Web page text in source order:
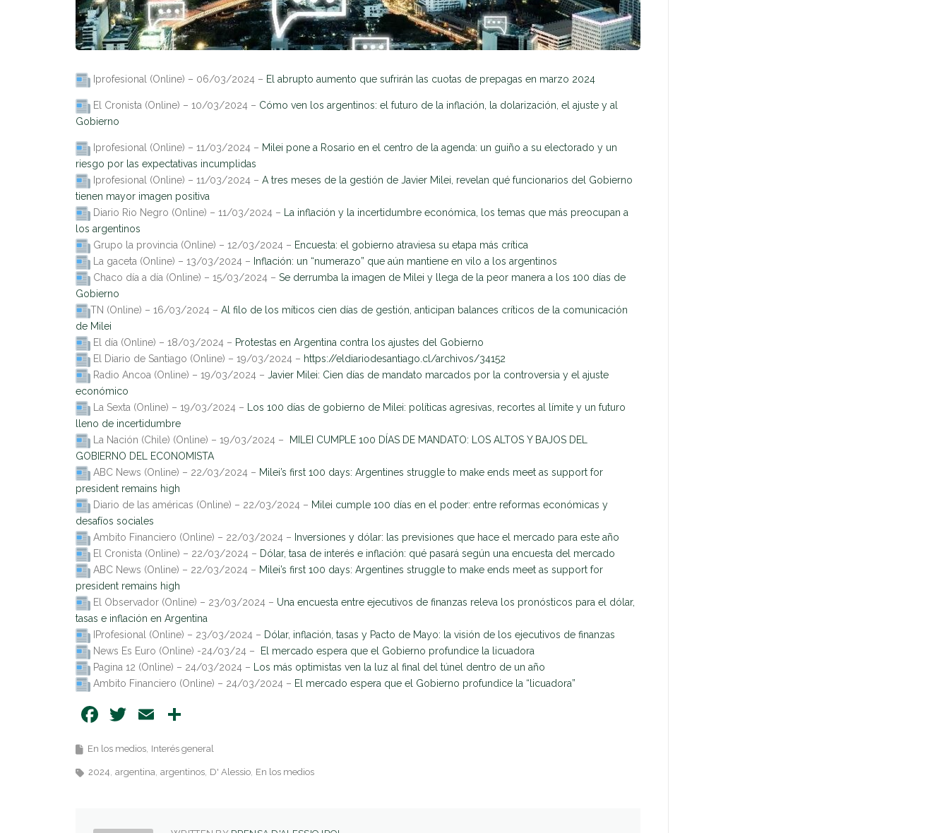
Iprofesional (Online) – 06/03/2024 – El abrupto aumento que sufrirán las cuotas de prepagas en marzo 2024
El Cronista (Online) – 10/03/2024 – Cómo ven los argentinos: el futuro de la inflación, la dolarización, el ajuste y al
Gobierno
Iprofesional (Online) – 11/03/2024 – Milei pone a Rosario en el centro de la agenda: un guiño a su electorado y un
riesgo por las expectativas incumplidas
Iprofesional (Online) – 11/03/2024 – A tres meses de la gestión de Javier Milei, revelan qué funcionarios del Gobierno
tienen mayor imagen positiva
Diario Rio Negro (Online) – 11/03/2024 –
La inflación y la incertidumbre económica, los temas que más preocupan a
los argentinos
Grupo la provincia (Online) – 12/03/2024 – Encuesta: el gobierno atraviesa su etapa más crítica
La gaceta (Online) – 13/03/2024 – Inflación: un “numerazo” que aún mantiene en vilo a los argentinos
Chaco día a día (Online) – 15/03/2024 – Se derrumba la imagen de Milei y llega de la peor manera a los 100 días de
Gobierno
TN (Online) – 16/03/2024 – Al filo de los míticos cien días de gestión, anticipan balances críticos de la comunicación
de Milei
El día (Online) – 18/03/2024 – Protestas en Argentina contra los ajustes del Gobierno
El Diario de Santiago (Online) – 19/03/2024 – https://eldiariodesantiago. cl/archivos/34152
Radio Ancoa (Online) – 19/03/2024 – Javier Milei: Cien días de mandato marcados por la controversia y el ajuste
económico
La Sexta (Online) – 19/03/2024 –
Los 100 días de gobierno de Milei: políticas agresivas, recortes al límite y un futuro
lleno de incertidumbre
La Nación (Chile) (Online) – 19/03/2024 –
MILEI CUMPLE 100 DÍAS DE MANDATO: LOS ALTOS Y BAJOS DEL
GOBIERNO DEL ECONOMISTA
ABC News (Online) – 22/03/2024 – Milei’s first 100 days: Argentines struggle to make ends meet as support for
president remains high
Diario de las américas (Online) – 22/03/2024 – Milei cumple 100 días en el poder: entre reformas económicas y
desafíos sociales
Ambito Financiero (Online) – 22/03/2024 – Inversiones y dólar: las previsiones que hace el mercado para este año
El Cronista (Online) – 22/03/2024 – Dólar, tasa de interés e inflación: qué pasará según una encuesta del mercado
ABC News (Online) – 22/03/2024 – Milei’s first 100 days: Argentines struggle to make ends meet as support for
president remains high
El Observador (Online) – 23/03/2024 – Una encuesta entre ejecutivos de finanzas releva los pronósticos para el dólar,
tasas e inflación en Argentina
IProfesional (Online) – 23/03/2024 – Dólar, inflación, tasas y Pacto de Mayo: la visión de los ejecutivos de finanzas
News Es Euro (Online) -24/03/24 –
El mercado espera que el Gobierno profundice la licuadora
Pagina 12 (Online) – 24/03/2024 –
Los más optimistas ven la luz al final del túnel dentro de un año
Ambito Financiero (Online) – 24/03/2024 – El mercado espera que el Gobierno profundice la “licuadora”
Facebook
Twitter
Email
En los medios Interés general
2024 argentina argentinos D' Alessio En los medios